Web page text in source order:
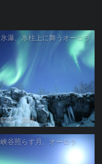
氷瀑、氷柱上に舞うオーロラ
駒沢 満晴
峡谷照らす月、オーロラ